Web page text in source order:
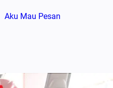
Aku Mau Pesan